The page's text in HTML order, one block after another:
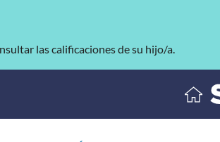
las calificaciones de su hijo/a.